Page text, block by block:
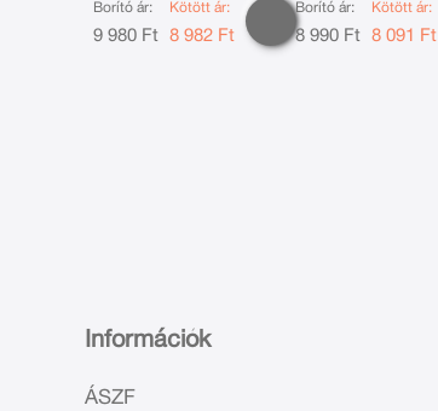
Borító ár:
9 980 Ft
Kötött ár:
8 982 Ft
Borító ár:
8 990 Ft
Kötött ár:
8 091 Ft
Információk
ÁSZF